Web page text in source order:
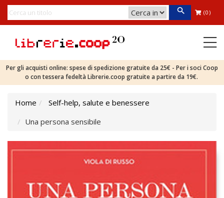
(0)
Per gli acquisti online: spese di spedizione gratuite da 25€ - Per i soci Coop
o con tessera fedeltà Librerie.coop gratuite a partire da 19€.
Home
Self-help, salute e benessere
Una persona sensibile